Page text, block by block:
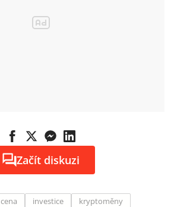
Začít diskuzi
cena investice
kryptoměny